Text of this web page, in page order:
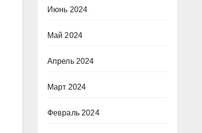
Июнь 2024
Май 2024
Апрель 2024
Март 2024
Февраль 2024